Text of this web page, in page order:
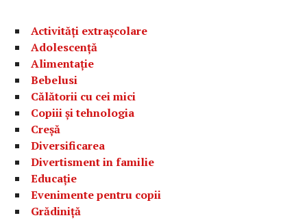
Activități extrașcolare
Adolescență
Alimentație
Bebelusi
Călătorii cu cei mici
Copiii și tehnologia
Creșă
Diversificarea
Divertisment in familie
Educație
Evenimente pentru copii
Grădiniță